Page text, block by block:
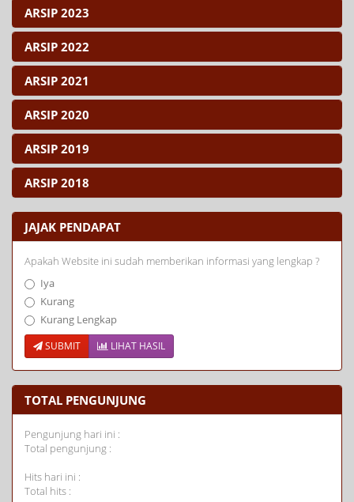
ARSIP 2023
ARSIP 2022
ARSIP 2021
ARSIP 2020
ARSIP 2019
ARSIP 2018
JAJAK PENDAPAT
Apakah Website ini sudah memberikan informasi yang lengkap ?
Iya
Kurang
Kurang Lengkap
SUBMIT LIHAT HASIL
TOTAL PENGUNJUNG
Pengunjung hari ini :
Total pengunjung :
Hits hari ini :
Total hits :